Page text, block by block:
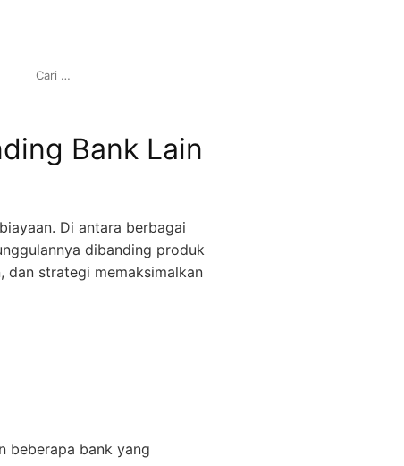
Bank Lain
Di antara berbagai
dibanding produk
dan strategi memaksimalkan
beberapa bank yang